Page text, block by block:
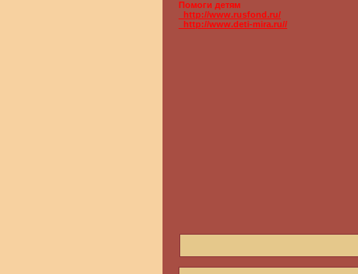
Помоги детям
_http://www.rusfond.ru/
_http://www.deti-mira.ru//